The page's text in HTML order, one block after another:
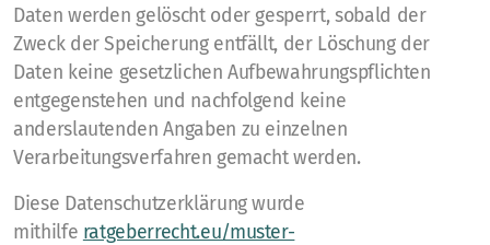
Daten werden gelöscht oder gesperrt, sobald der
Zweck der Speicherung entfällt, der Löschung der
Daten keine gesetzlichen Aufbewahrungspflichten
entgegenstehen und nachfolgend keine
anderslautenden Angaben zu einzelnen
Verarbeitungsverfahren gemacht werden.
Diese Datenschutzerklärung wurde
mithilfe ratgeberrecht.eu/muster-